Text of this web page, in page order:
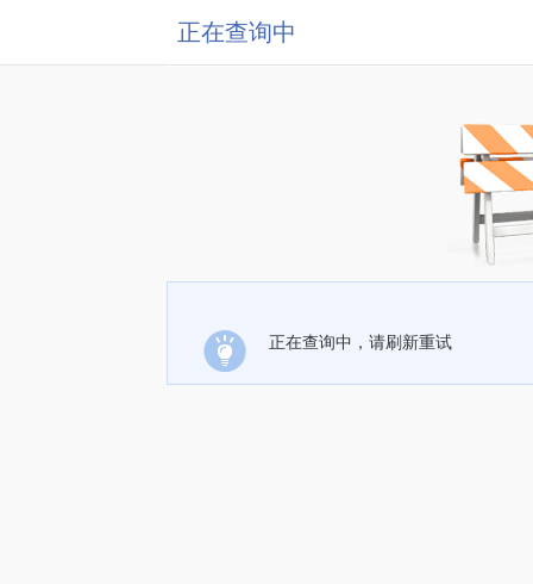
正在查询中
正在查询中，请刷新重试